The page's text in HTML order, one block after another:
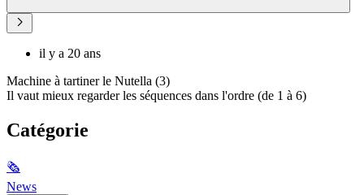
il y a 20 ans
Machine à tartiner le Nutella (3)
Il vaut mieux regarder les séquences dans l'ordre (de 1 à 6)
Catégorie
🗞
News